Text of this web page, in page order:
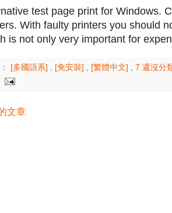
test page print for Windows.
With faulty printers you should
is not only very important for
[多國語系] [免安裝] [繁體中文] 7 還沒分
文章